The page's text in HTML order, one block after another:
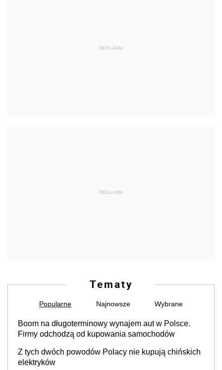
REKLAMA
REKLAMA
Tematy
Popularne Najnowsze Wybrane
Boom na długoterminowy wynajem aut w Polsce.
Firmy odchodzą od kupowania samochodów
Z tych dwóch powodów Polacy nie kupują chińskich
elektryków